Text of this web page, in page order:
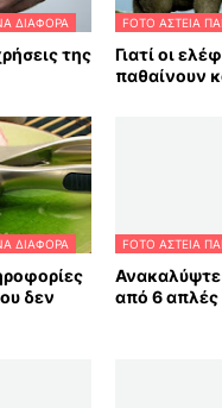
ΔΙΑΦΟΡΑ
της
FOTO ΑΣΤΕΙΑ
Γιατί οι
παθαίνουν
ΔΙΑΦΟΡΑ
δεν
FOTO ΑΣΤΕΙΑ
από 6 απλές